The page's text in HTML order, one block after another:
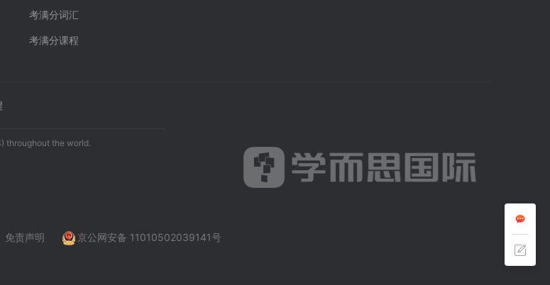
考满分词汇
考满分课程
throughout the world.
免责声明 京公网安备 11010502039141号